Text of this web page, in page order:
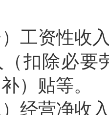
）工资性收
扣除必要
）贴等。
）经营净收